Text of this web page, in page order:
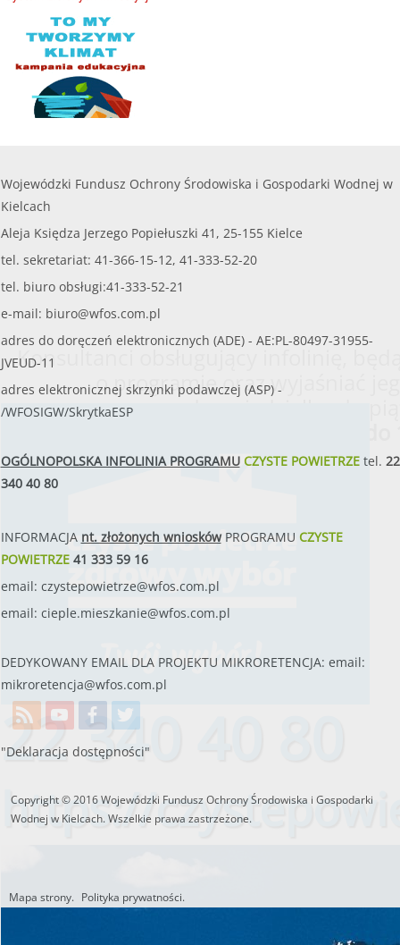
Konsultanci obsługujący infolinię,
o programie oraz wyjaśniać
od poniedziałku do
22 340 40 80
https://
Wojewódzki Fundusz Ochrony Środowiska i Gospodarki Wodnej w
Kielcach
Aleja Księdza Jerzego Popiełuszki 41, 25-155 Kielce
tel. sekretariat: 41-366-15-12, 41-333-52-20
tel. biuro obsługi:41-333-52-21
e-mail: biuro@wfos.com.pl
adres do doręczeń elektronicznych (ADE) - AE:PL-80497-31955-
JVEUD-11
adres elektronicznej skrzynki podawczej (ASP) -
/WFOSIGW/SkrytkaESP
OGÓLNOPOLSKA INFOLINIA PROGRAMUCZYSTE POWIETRZEtel. 22
340 40 80
INFORMACJA nt. złożonych wnioskówPROGRAMU CZYSTE
POWIETRZE41 333 59 16
email: czystepowietrze@wfos.com.pl
email: cieple.mieszkanie@wfos.com.pl
DEDYKOWANY EMAIL DLA PROJEKTU MIKRORETENCJA: email:
mikroretencja@wfos.com.pl
"Deklaracja dostępności"
Copyright © 2016 Wojewódzki Fundusz Ochrony Środowiska i Gospodarki
Wodnej w Kielcach. Wszelkie prawa zastrzeżone.
Mapa strony. Polityka prywatności.